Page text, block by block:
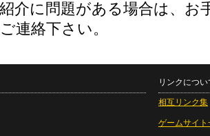
介に問題がある場合は、お
連絡下さい。
リンクについ
相互リンク集
ゲームサイト